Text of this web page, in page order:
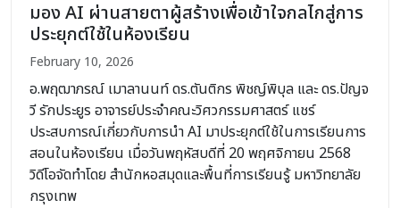
มอง AI ผ่านสายตาผู้สร้างเพื่อเข้าใจกลไกสู่การ
ประยุกต์ใช้ในห้องเรียน
February 10, 2026
อ.พฤฒาภรณ์ เมาลานนท์ ดร.ตันติกร พิชญ์พิบุล และ ดร.ปัญจ
วี รักประยูร อาจารย์ประจำคณะวิศวกรรมศาสตร์ แชร์
ประสบการณ์เกี่ยวกับการนำ AI มาประยุกต์ใช้ในการเรียนการ
สอนในห้องเรียน เมื่อวันพฤหัสบดีที่ 20 พฤศจิกายน 2568
วิดีโอจัดทำโดย สำนักหอสมุดและพื้นที่การเรียนรู้ มหาวิทยาลัย
กรุงเทพ